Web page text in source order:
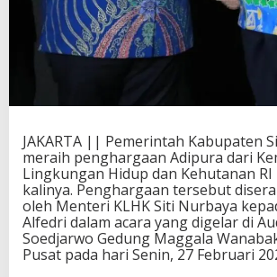
JAKARTA || Pemerintah Kabupaten
meraih penghargaan Adipura dari
Lingkungan Hidup dan Kehutanan
kalinya. Penghargaan tersebut
oleh Menteri KLHK Siti Nurbaya
Alfedri dalam acara yang digelar di
Soedjarwo Gedung Maggala
Pusat pada hari Senin, 27 Februari